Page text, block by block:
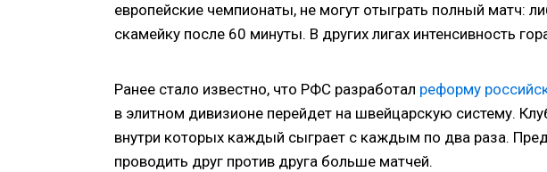
европейские чемпионаты, не могут отыграть полный матч:
скамейку после 60 минуты. В других лигах интенсивность
Ранее стало известно, что РФС разработал реформу
в элитном дивизионе перейдет на швейцарскую систему.
внутри которых каждый сыграет с каждым по два раза.
проводить друг против друга больше матчей.